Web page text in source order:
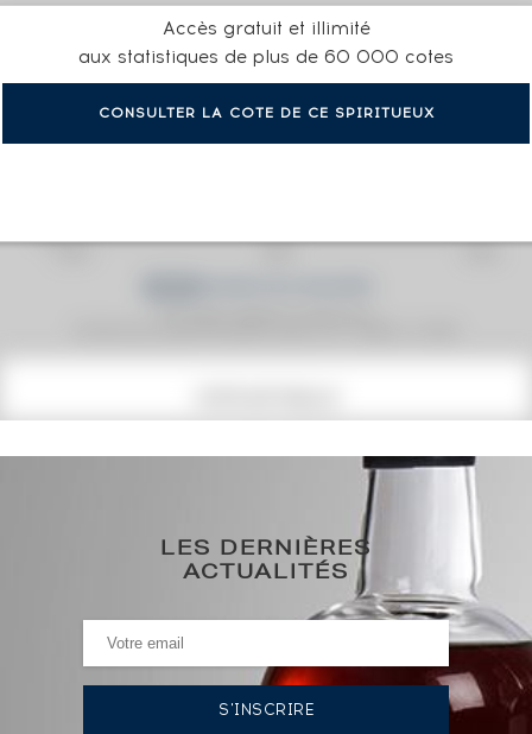
Accès gratuit et illimité
aux statistiques de plus de 60 000 cotes
CONSULTER LA COTE DE CE SPIRITUEUX
289€
(plus haut annuel)
0€ (plus bas annuel)
HISTORIQUE DES ADJUDICATIONS
LES DERNIÈRES
ACTUALITÉS